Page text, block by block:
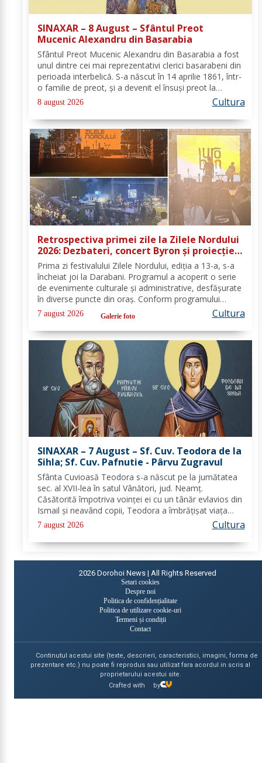
SINAXAR – 8 August – Sfântul Preot
Mucenic Alexandru din Basarabia
Sfântul Preot Mucenic Alexandru din Basarabia a fost
unul dintre cei mai reprezentativi clerici basarabeni din
perioada interbelică. S-a născut în 14 aprilie 1861, într-
o familie de preot, și a devenit el însuși preot la
Biserica „Aleksandr Nevski” din Călăraşi-sat, în
Republica Moldova de azi. A...
8 august 2026 Cultura
Retrospectiva primei zile la Zilele Nordului
2026: Dezbateri, concert Byron și proiecție
de film
Prima zi festivalului Zilele Nordului, ediția a 13-a, s-a
încheiat joi la Darabani. Programul a acoperit o serie
de evenimente culturale și administrative, desfășurate
în diverse puncte din oraș. Conform programului
oficial comunicat de Asociația Nord, mai jos se
regăsește sinteza activităților,...
7 august 2026 Galerie foto Cultura
SINAXAR – 7 August – Sf. Cuv. Teodora de la
Sihla; Sf. Cuv. Pafnutie - Pârvu Zugravul
Sfânta Cuvioasă Teodora s-a născut pe la jumătatea
sec. al XVII-lea în satul Vânători, jud. Neamţ.
Căsătorită împotriva voinţei ei cu un tânăr evlavios din
Ismail şi neavând copii, Teodora a îmbrăţişat viaţa
monahală la Schitul Vărzăreşti, Vrancea, iar soţul ei,
de asemenea, s-a călugărit la...
7 august 2026 Cultura
2026 Dorohoi News | All Rights Reserved
Setari cookies
Despre noi
Politica de confidențialitate
Politica de utilizare cookie-uri
Termeni și condiții
Contact
Continutul acestui site (texte, descrieri, caracteristici, imagini, forma de
prezentare etc.) nu poate fi reprodus sau utilizat fara acordul in scris al
proprietarului acestui site.
Crafted with
by